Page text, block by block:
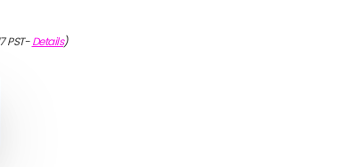
PST-Details)